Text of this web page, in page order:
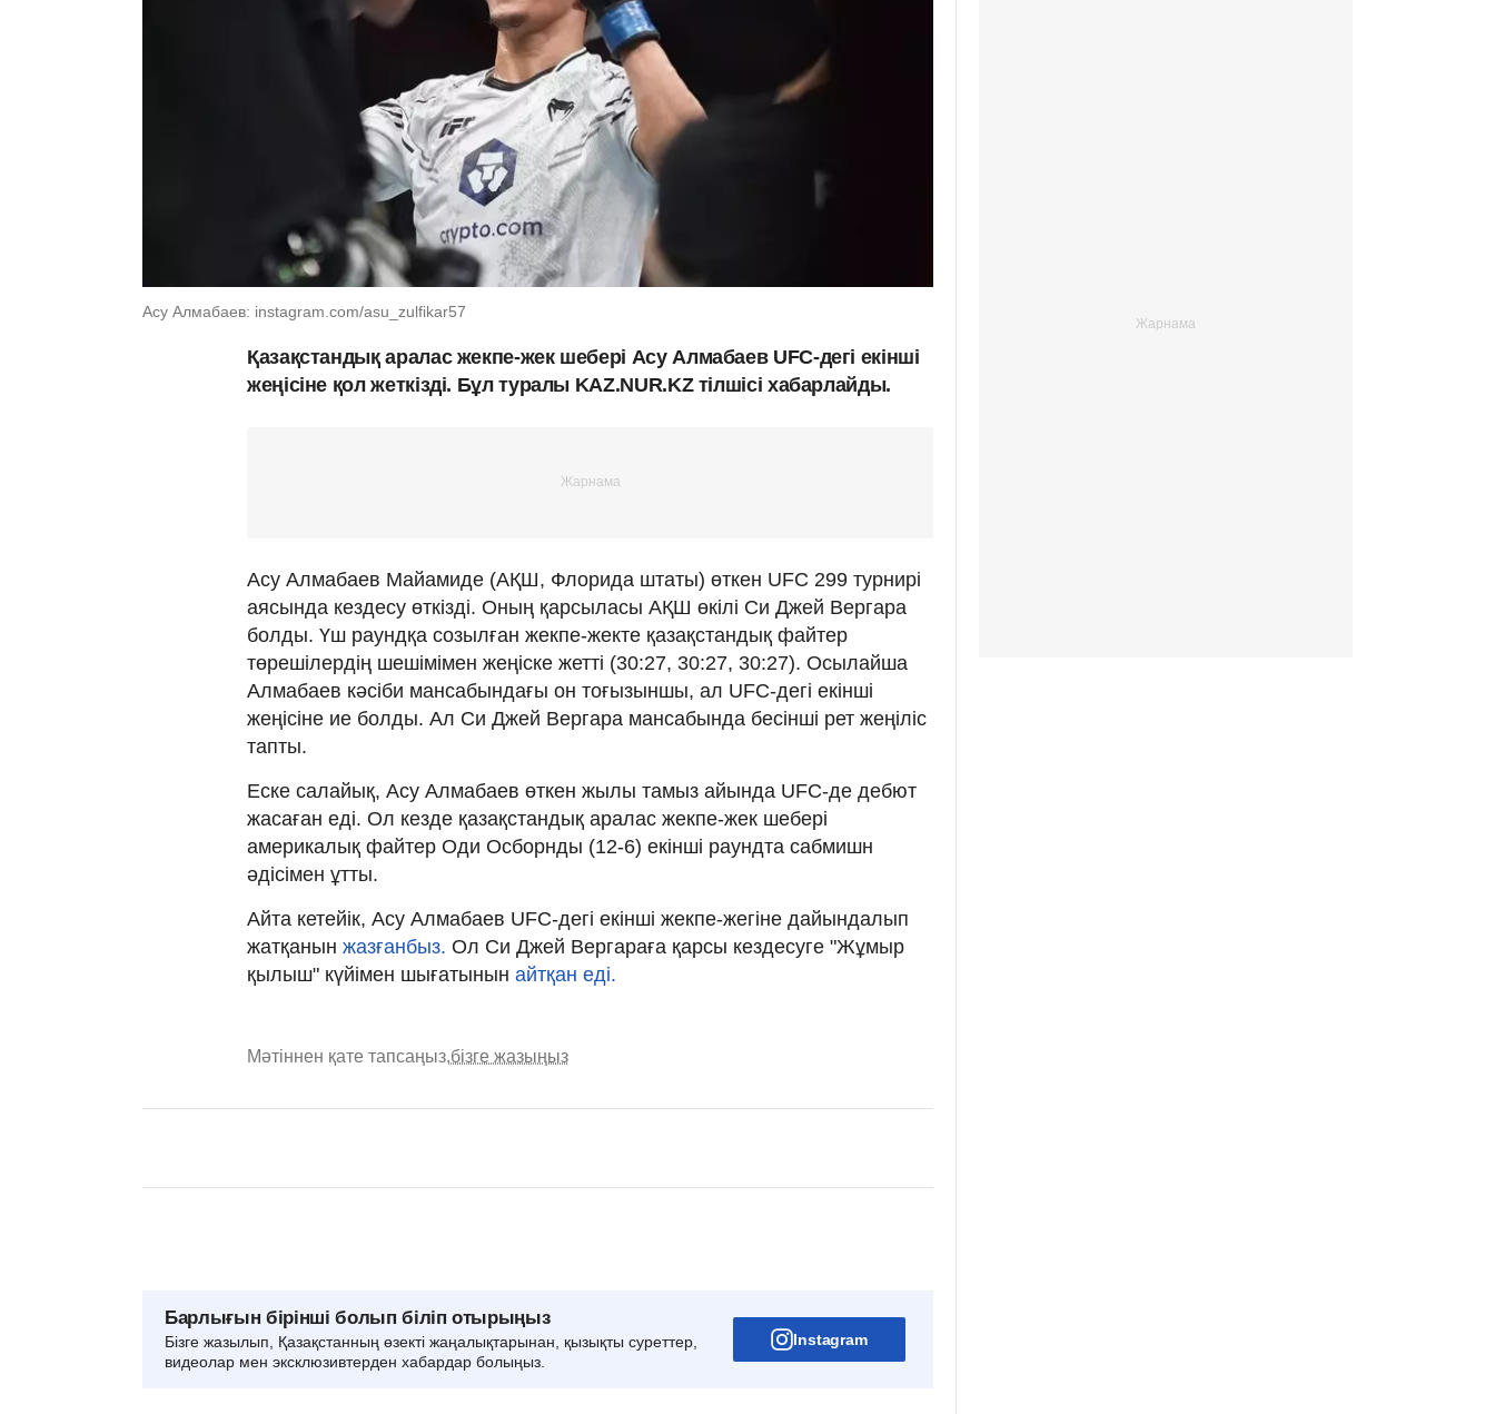
Асу Алмабаев: instagram.com/asu_zulfikar57
Қазақстандық аралас жекпе-жек шебері Асу Алмабаев UFC-дегі екінші
жеңісіне қол жеткізді. Бұл туралы KAZ.NUR.KZ тілшісі хабарлайды.
Асу Алмабаев Майамиде (АҚШ, Флорида штаты) өткен UFC 299 турнирі
аясында кездесу өткізді. Оның қарсыласы АҚШ өкілі Си Джей Вергара
болды. Үш раундқа созылған жекпе-жекте қазақстандық файтер
төрешілердің шешімімен жеңіске жетті (30:27, 30:27, 30:27). Осылайша
Алмабаев кәсіби мансабындағы он тоғызыншы, ал UFC-дегі екінші
жеңісіне ие болды. Ал Си Джей Вергара мансабында бесінші рет жеңіліс
тапты.
Еске салайық, Асу Алмабаев өткен жылы тамыз айында UFC-де дебют
жасаған еді. Ол кезде қазақстандық аралас жекпе-жек шебері
америкалық файтер Оди Осборнды (12-6) екінші раундта сабмишн
әдісімен ұтты.
Айта кетейік, Асу Алмабаев UFC-дегі екінші жекпе-жегіне дайындалып
жатқанын жазғанбыз. Ол Си Джей Вергараға қарсы кездесуге "Жұмыр
қылыш" күйімен шығатынын айтқан еді.
Мәтіннен қате тапсаңыз,бізге жазыңыз
Барлығын бірінші болып біліп отырыңыз
Бізге жазылып, Қазақстанның өзекті жаңалықтарынан, қызықты суреттер,
видеолар мен эксклюзивтерден хабардар болыңыз.
Instagram